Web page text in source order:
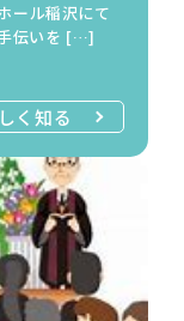
ール稲沢にて
伝いを […]
く知る